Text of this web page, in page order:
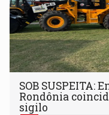
SOB SUSPEITA:
Rondônia
sigilo